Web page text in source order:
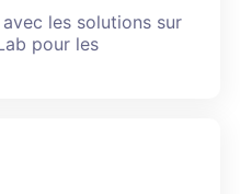
les solutions sur
pour les